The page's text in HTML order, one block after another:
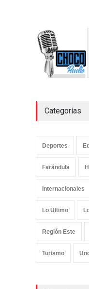
Categorías
Deportes
Farándula
Internacionales
Lo Ultimo
Región Este
Turismo